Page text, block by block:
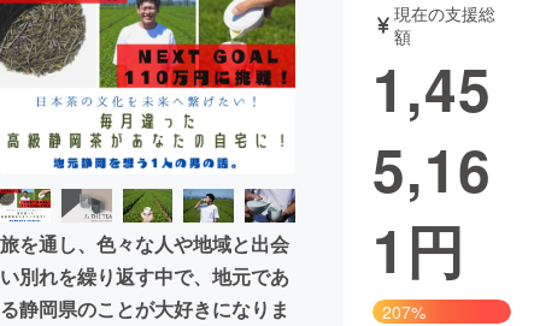
旅を通し、色々な人や地域と出会
い別れを繰り返す中で、地元であ
る静岡県のことが大好きになりま
現在の支援総
額
1,45
5,16
1 円
207%